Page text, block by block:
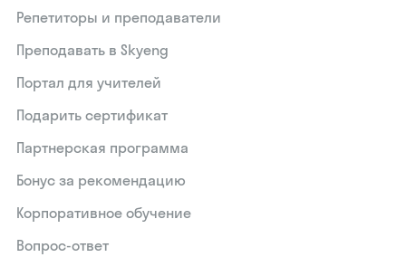
Репетиторы и преподаватели
Преподавать в Skyeng
Портал для учителей
Подарить сертификат
Партнерская программа
Бонус за рекомендацию
Корпоративное обучение
Вопрос-ответ